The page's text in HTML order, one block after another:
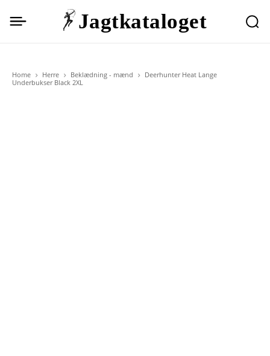
Jagtkataloget
Home Herre Beklædning - mænd
Deerhunter Heat Lange
Underbukser Black 2XL